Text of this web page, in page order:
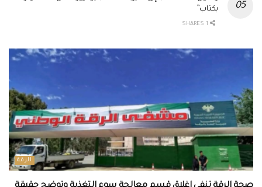
بكتاب”
الرقة